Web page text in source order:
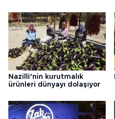
Nazilli’nin kurutmalık
ürünleri dünyayı dolaşıyor